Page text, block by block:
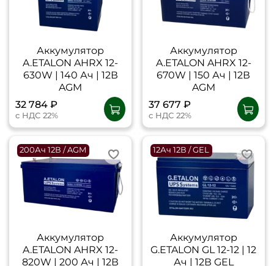
Аккумулятор
A.ETALON AHRX 12-
630W | 140 Ач | 12В
AGM
32 784 ₽
с НДС 22%
Аккумулятор
A.ETALON AHRX 12-
670W | 150 Ач | 12В
AGM
37 677 ₽
с НДС 22%
200Ач 12В / AGM
Аккумулятор
A.ETALON AHRX 12-
820W | 200 Ач | 12В
12Ач 12В / GEL
Аккумулятор
G.ETALON GL 12-12 | 12
Ач | 12В GEL